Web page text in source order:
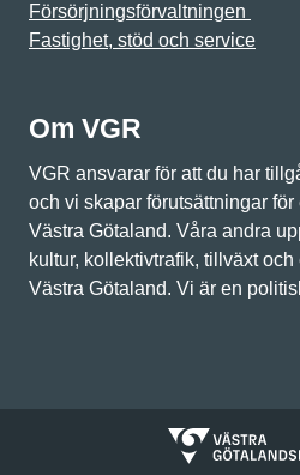
Försörjningsförvaltningen
Fastighet, stöd och service
Om VGR
VGR ansvarar för att du har
och vi skapar förutsättningar
Västra Götaland. Våra andra
kultur, kollektivtrafik, tillväxt
Västra Götaland. Vi är en